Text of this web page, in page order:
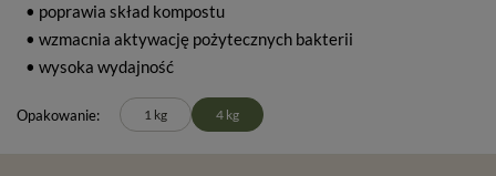
• poprawia skład kompostu
• wzmacnia aktywację pożytecznych bakterii
• wysoka wydajność
Opakowanie 1 kg 4 kg